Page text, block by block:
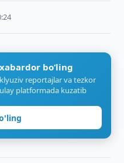
bo‘ling
reportajlar va tezkor
platformada kuzatib